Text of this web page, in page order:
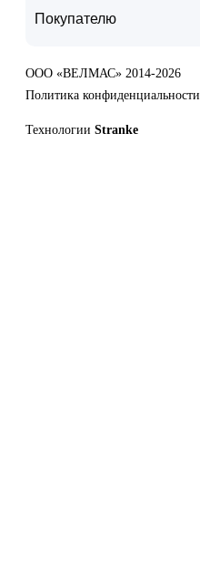
Покупателю
ООО «ВЕЛМАС» 2014-2026
Политика конфиденциальности
Технологии Stranke